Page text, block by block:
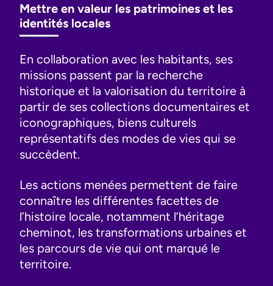
Mettre en valeur les patrimoines et les
identités locales
En collaboration avec les habitants, ses
missions passent par la recherche
historique et la valorisation du territoire à
partir de ses collections documentaires et
iconographiques, biens culturels
représentatifs des modes de vies qui se
succèdent.
Les actions menées permettent de faire
connaître les différentes facettes de
l’histoire locale, notamment l’héritage
cheminot, les transformations urbaines et
les parcours de vie qui ont marqué le
territoire.